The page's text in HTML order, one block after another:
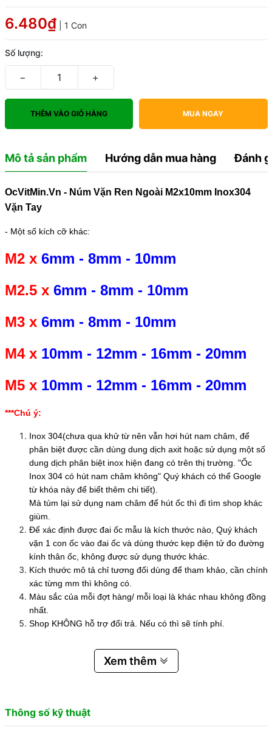
6.480₫ | 1 Con
Số lượng:
− +
THÊM VÀO GIỎ HÀNG MUA NGAY
Mô tả sản phẩm Hướng dẫn mua hàng Đánh
OcVitMin.Vn - Núm Vặn Ren Ngoài M2x10mm Inox304
Vặn Tay
- Một số kích cỡ khác:
M2 x 6mm - 8mm - 10mm
M2.5 x 6mm - 8mm - 10mm
M3 x 6mm - 8mm - 10mm
M4 x 10mm - 12mm - 16mm - 20mm
M5 x 10mm - 12mm - 16mm - 20mm
***Chú ý:
Inox 304(chưa qua khử từ nên vẫn hơi hút nam châm, để
phân biệt được cần dùng dung dịch axit hoặc sử dụng một số
dung dịch phân biệt inox hiện đang có trên thị trường. "Ốc
Inox 304 có hút nam châm không" Quý khách có thể Google
từ khóa này để biết thêm chi tiết).
Mà túm lại sử dụng nam châm để hút ốc thì đi tìm shop khác
giùm.
Để xác định được đai ốc mẫu là kích thước nào, Quý khách
vặn 1 con ốc vào đai ốc và dùng thước kẹp điện tử đo đường
kính thân ốc, không được sử dụng thước khác.
Kích thước mô tả chỉ tương đối dùng để tham khảo, cần chính
xác từng mm thì không có.
Màu sắc của mỗi đợt hàng/ mỗi loại là khác nhau không đồng
nhất.
Shop KHÔNG hỗ trợ đổi trả. Nếu có thì sẽ tính phí.
Xem thêm
Thông số kỹ thuật